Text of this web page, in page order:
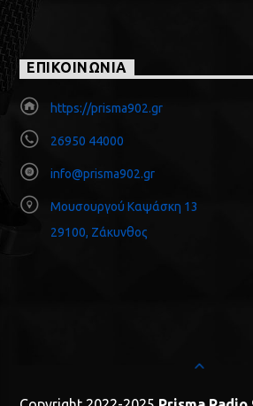
ΕΠΙΚΟΙΝΩΝΙΑ
https://prisma902.gr
26950 44000
info@prisma902.gr
Μουσουργού Καψάσκη 13
29100, Ζάκυνθος